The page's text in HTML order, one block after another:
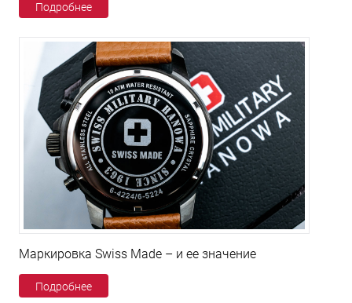
Подробнее
Маркировка Swiss Made – и ее значение
Подробнее